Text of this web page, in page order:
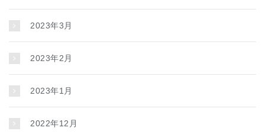
2023年3月
2023年2月
2023年1月
2022年12月